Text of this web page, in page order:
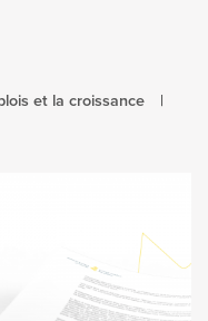
et la croissance